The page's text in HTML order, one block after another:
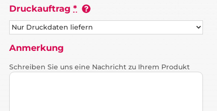
Druckauftrag *
Anmerkung
Schreiben Sie uns eine Nachricht zu Ihrem Produkt